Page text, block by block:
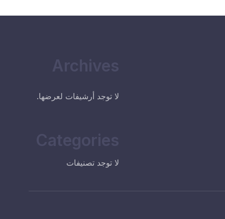
Archives
لا توجد أرشيفات لعرضها.
Categories
لا توجد تصنيفات